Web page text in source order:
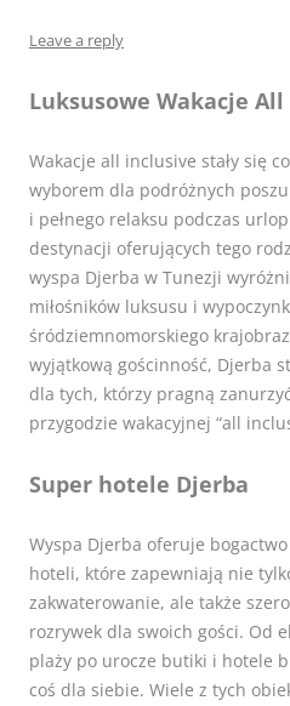
Leave a reply
Luksusowe Wakacje
Wakacje all inclusive stały się
wyborem dla podróżnych
i pełnego relaksu podczas
destynacji oferujących tego
wyspa Djerba w Tunezji
miłośników luksusu i
śródziemnomorskiego
wyjątkową gościnność, Djerba
dla tych, którzy pragną
przygodzie wakacyjnej “all
Super hotele Djerba
Wyspa Djerba oferuje
hoteli, które zapewniają nie
zakwaterowanie, ale także
rozrywek dla swoich gości. Od
plaży po urocze butiki i hotele
coś dla siebie. Wiele z tych